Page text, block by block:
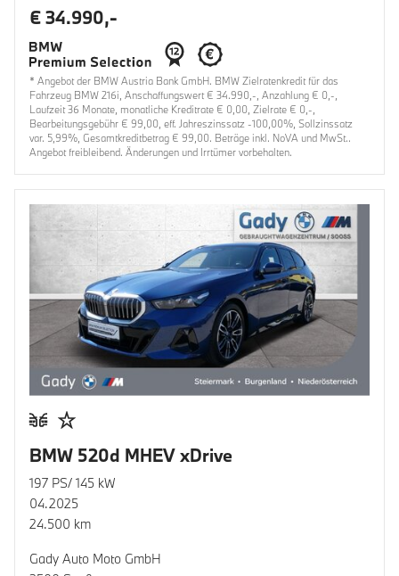
€ 34.990,-
* Angebot der BMW Austria Bank GmbH. BMW Zielratenkredit für das
Fahrzeug BMW 216i, Anschaffungswert € 34.990,-, Anzahlung € 0,-,
Laufzeit 36 Monate, monatliche Kreditrate € 0,00, Zielrate € 0,-,
Bearbeitungsgebühr € 99,00, eff. Jahreszinssatz -100,00%, Sollzinssatz
var. 5,99%, Gesamtkreditbetrag € 99,00. Beträge inkl. NoVA und MwSt..
Angebot freibleibend. Änderungen und Irrtümer vorbehalten.
BMW 520d MHEV xDrive
197 PS/ 145 kW
04.2025
24.500 km
Gady Auto Moto GmbH